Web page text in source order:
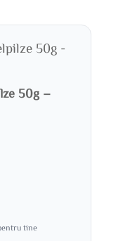
50g –
tine